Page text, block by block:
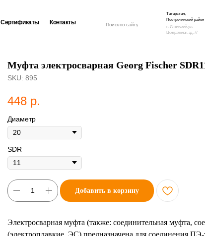
Поиск по сайту
Контакты
Сертификаты
п. Ильинский, ул.
Центральная, зд. 77
Татарстан,
Пестречинский район
Муфта электросварная Georg Fischer
SKU: 895
448 р.
Диаметр
SDR
Добавить в корзину
Электросварная муфта (также: соединительная муфта,
(электроплавкие, ЭС) предназначена для соединения